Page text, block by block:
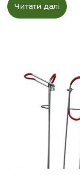
Читати далі